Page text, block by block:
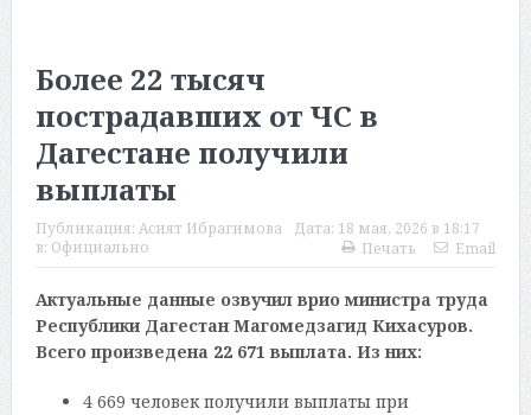
Более 22 тысяч
пострадавших от ЧС в
Дагестане получили
выплаты
Публикация: Асият Ибрагимова Дата: 18 мая, 2026 в 18:17
в: Официально Печать Email
Актуальные данные озвучил врио министра труда
Республики Дагестан Магомедзагид Кихасуров.
Всего произведена 22 671 выплата. Из них:
4 669 человек получили выплаты при